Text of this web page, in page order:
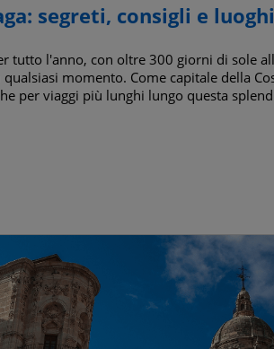
segreti, consigli e luoghi
tutto l'anno, con oltre 300 giorni di sole
momento. Come capitale della
per viaggi più lunghi lungo questa